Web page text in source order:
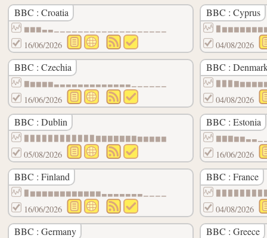
BBC : Croatia
▆▆▆▃▃▁▁▁▁▁▁▁▁▁▁▁▁▁▁▁▁▁▁▁
16/06/2026
BBC : Cyprus
04/08/2026
BBC : Czechia
▇▆▆▆▆▃▃▃▃▃▃▃▃▃▃▃▃▃▁▁▁▁▁▁
16/06/2026
BBC :
04/08/2026
BBC : Dublin
▉▉▉▉▉▉▉▉▉▉▉▉▇▇▇▇▇▇▇▆▆▆▆▆
05/08/2026
BBC : Estonia
16/06/2026
BBC : Finland
▉▆▆▆▆▆▆▆▆▆▆▆▆▃▃▃▃▃▃▃▁▁▁▁
16/06/2026
BBC : France
04/08/2026
BBC : Germany BBC : Greece